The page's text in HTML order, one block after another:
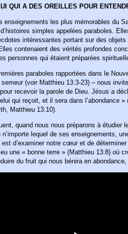
QUI A DES OREILLES POUR
enseignements les plus mémorables du
simples appelées paraboles.
intéressantes portant sur des objets
contenaient des vérités profondes
personnes qui étaient préparées
paraboles rapportées dans le
semeur (voir Matthieu 13:3-23) – nous
recevoir la parole de Dieu. Jésus a
qui reçoit, et il sera dans l’abondance »
Matthieu 13:10).
quand nous nous préparons à étudier
n’importe lequel de ses enseignements,
est d’examiner notre cœur et de
une « bonne terre » (Matthieu 13:8) où
du fruit qui nous bénira en